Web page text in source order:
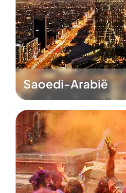
Saoedi-Arabië